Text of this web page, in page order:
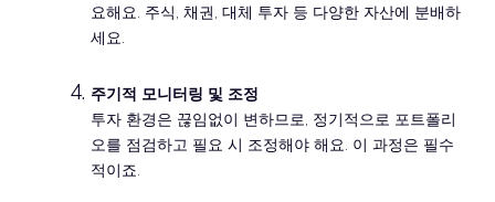
요해요. 주식, 채권, 대체 투자 등 다양한 자산에 분배하
세요.
주기적 모니터링 및 조정
투자 환경은 끊임없이 변하므로, 정기적으로 포트폴리
오를 점검하고 필요 시 조정해야 해요. 이 과정은 필수
적이죠.